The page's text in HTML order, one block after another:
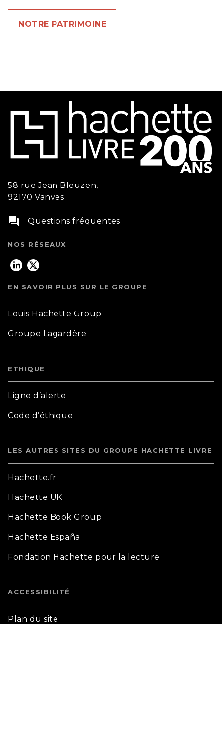
NOTRE PATRIMOINE
58 rue Jean Bleuzen,
92170 Vanves
question_answer Questions fréquentes
NOS RÉSEAUX
EN SAVOIR PLUS SUR LE GROUPE
Louis Hachette Group
Groupe Lagardère
ETHIQUE
Ligne d’alerte
Code d’éthique
LES AUTRES SITES DU GROUPE HACHETTE LIVRE
Hachette.fr
Hachette UK
Hachette Book Group
Hachette España
Fondation Hachette pour la lecture
ACCESSIBILITÉ
Plan du site